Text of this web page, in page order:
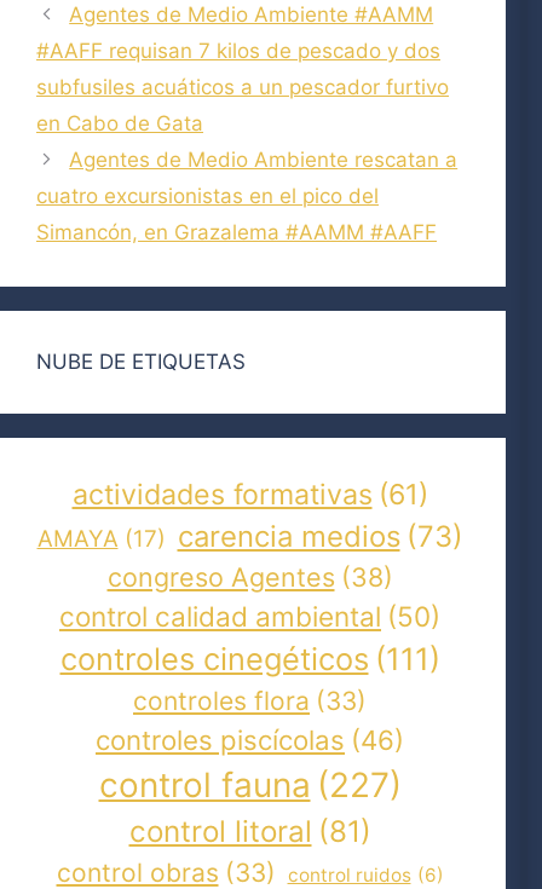
Agentes de Medio Ambiente #AAMM
#AAFF requisan 7 kilos de pescado y dos
subfusiles acuáticos a un pescador furtivo
en Cabo de Gata
Agentes de Medio Ambiente rescatan a
cuatro excursionistas en el pico del
Simancón, en Grazalema #AAMM #AAFF
NUBE DE ETIQUETAS
actividades formativas (61)
AMAYA (17) carencia medios (73)
congreso Agentes (38)
control calidad ambiental (50)
controles cinegéticos (111)
controles flora (33)
controles piscícolas (46)
control fauna (227)
control litoral (81)
control obras (33) control ruidos (6)